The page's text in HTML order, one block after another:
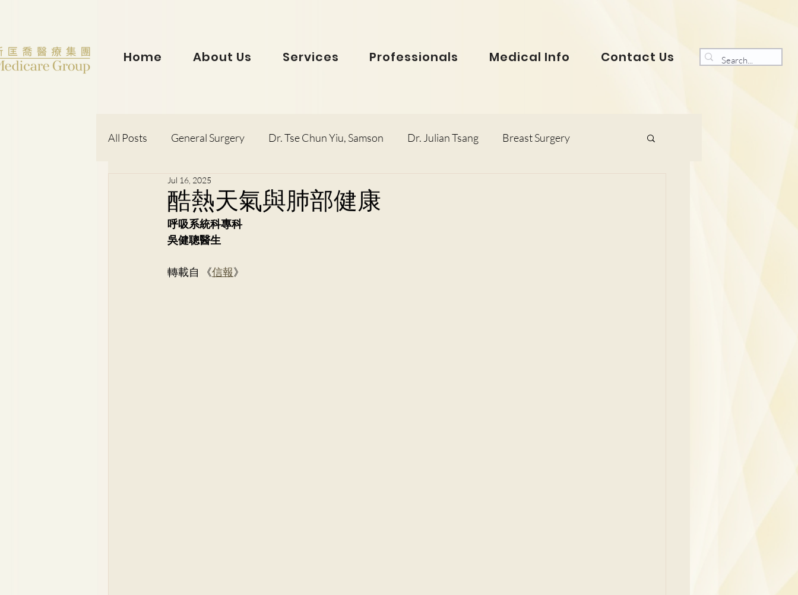
Home About Us Services Professionals Medical Info Contact Us
All Posts General Surgery Dr. Tse Chun Yiu, Samson Dr. Julian Tsang Breast Surgery
Dr. Lorraine Chow
Dr. Wong Kit Wah Dr. Lee Man Hin, Menelik
Dr. Lee Yue Kit Respiratory Medicine
酷熱天氣與肺部健康
Jul 16, 2025
呼吸系統科專科
吳健聰醫生
轉載自 《信報》